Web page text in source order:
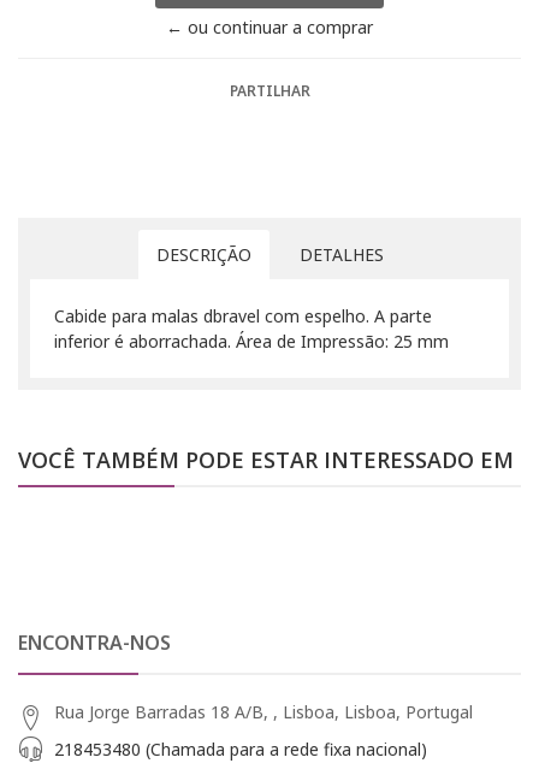
← ou continuar a comprar
PARTILHAR
DESCRIÇÃO DETALHES
Cabide para malas dbravel com espelho. A parte
inferior é aborrachada. Área de Impressão: 25 mm
VOCÊ TAMBÉM PODE ESTAR INTERESSADO EM
ENCONTRA-NOS
Rua Jorge Barradas 18 A/B, , Lisboa, Lisboa, Portugal
218453480 (Chamada para a rede fixa nacional)